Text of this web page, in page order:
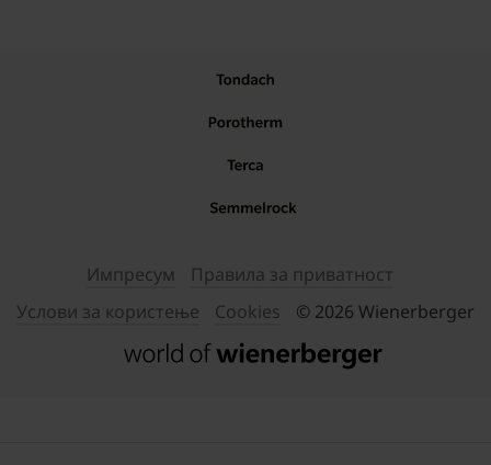
Импресум
Правила за приватност
Услови за користење
Cookies © 2026 Wienerberger